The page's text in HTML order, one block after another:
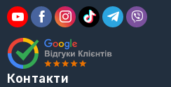
Контакти